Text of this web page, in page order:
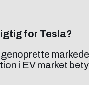
for Tesla?
i EV market